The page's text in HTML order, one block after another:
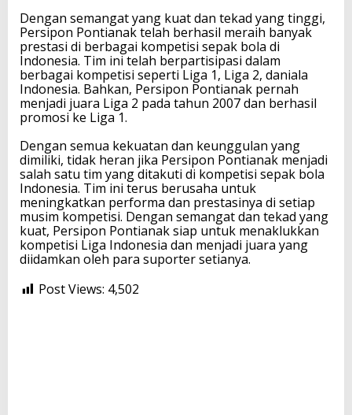
Dengan semangat yang kuat dan tekad yang tinggi,
Persipon Pontianak telah berhasil meraih banyak
prestasi di berbagai kompetisi sepak bola di
Indonesia. Tim ini telah berpartisipasi dalam
berbagai kompetisi seperti Liga 1, Liga 2, daniala
Indonesia. Bahkan, Persipon Pontianak pernah
menjadi juara Liga 2 pada tahun 2007 dan berhasil
promosi ke Liga 1.
Dengan semua kekuatan dan keunggulan yang
dimiliki, tidak heran jika Persipon Pontianak menjadi
salah satu tim yang ditakuti di kompetisi sepak bola
Indonesia. Tim ini terus berusaha untuk
meningkatkan performa dan prestasinya di setiap
musim kompetisi. Dengan semangat dan tekad yang
kuat, Persipon Pontianak siap untuk menaklukkan
kompetisi Liga Indonesia dan menjadi juara yang
diidamkan oleh para suporter setianya.
Post Views: 4,502